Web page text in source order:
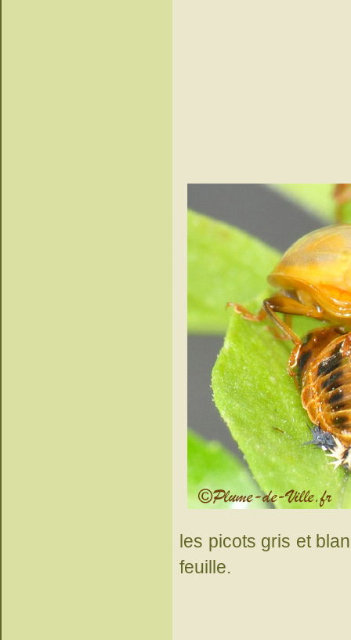
les picots gris et
feuille.